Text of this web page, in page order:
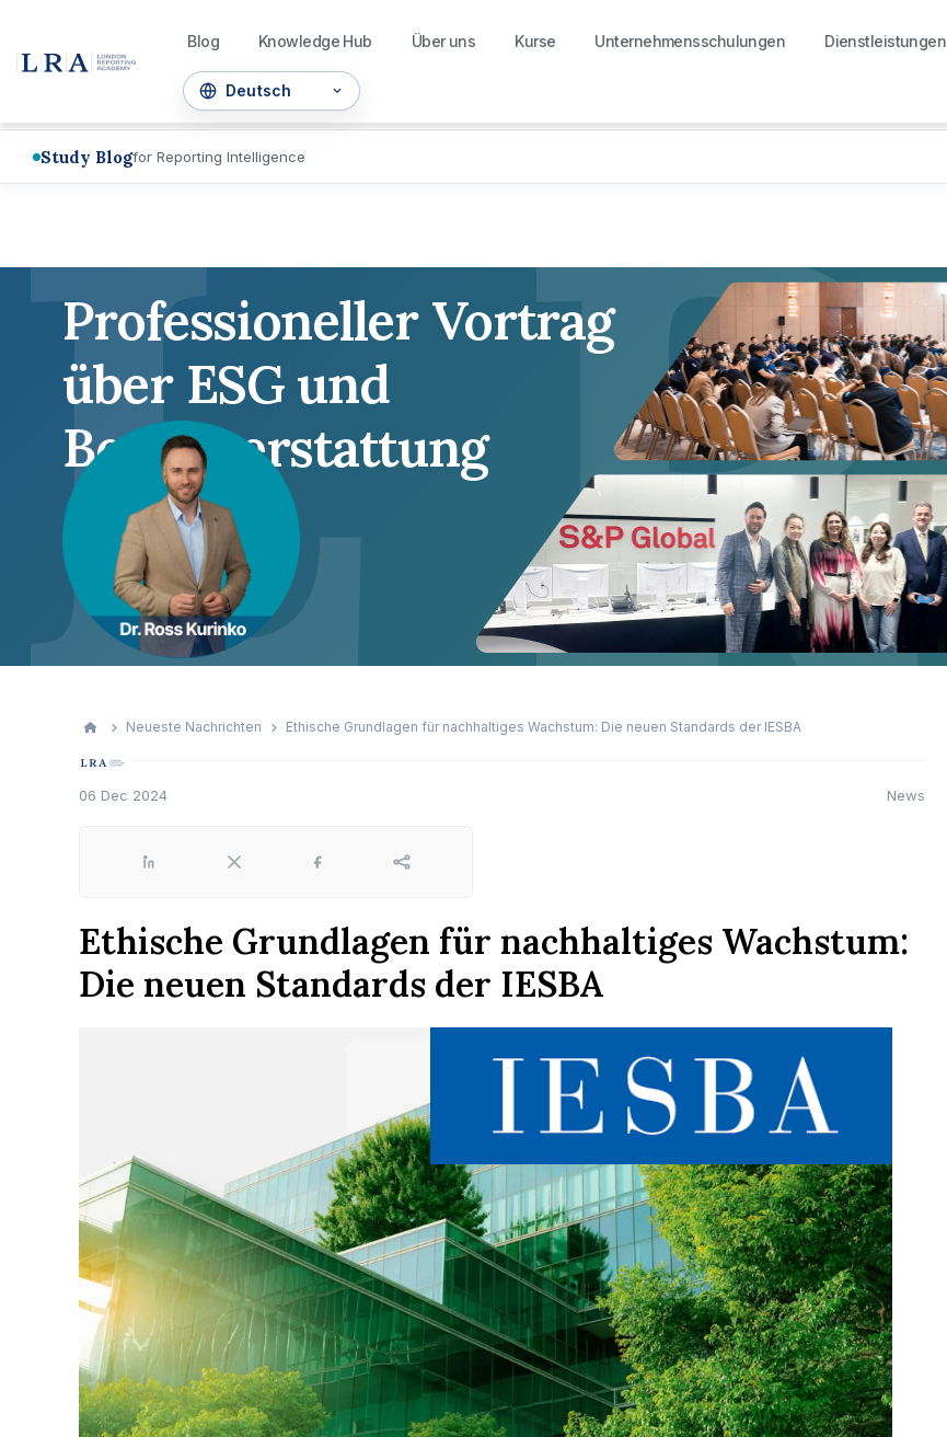
Blog Knowledge Hub Über uns Kurse Unternehmensschulungen Dienstleistungen
Study Blogfor Reporting Intelligence
Professioneller Vortrag
über ESG und
Berichterstattung
LR
Neueste Nachrichten Ethische Grundlagen für nachhaltiges Wachstum: Die neuen Standards der IESBA
06 Dec 2024 News
LinkedIn X Facebook Share
Ethische Grundlagen für nachhaltiges Wachstum:
Die neuen Standards der IESBA